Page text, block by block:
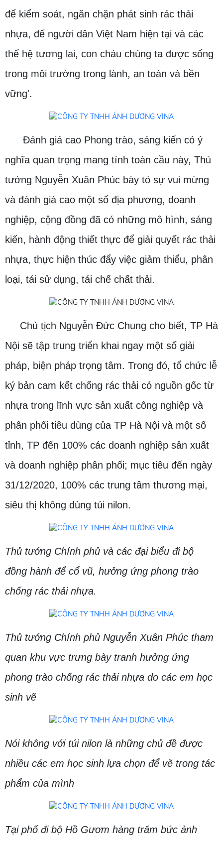
để kiểm soát, ngăn chặn phát sinh rác thải
nhựa, để người dân Việt Nam hiện tại và các
thế hệ tương lai, con cháu chúng ta được sống
trong môi trường trong lành, an toàn và bền
vững'.
Đánh giá cao Phong trào, sáng kiến có ý
nghĩa quan trọng mang tính toàn cầu này, Thủ
tướng Nguyễn Xuân Phúc bày tỏ sự vui mừng
và đánh giá cao một số địa phương, doanh
nghiệp, cộng đồng đã có những mô hình, sáng
kiến, hành động thiết thực để giải quyết rác thải
nhựa, thực hiện thúc đẩy việc giảm thiểu, phân
loại, tái sử dụng, tái chế chất thải.
Chủ tịch Nguyễn Đức Chung cho biết, TP Hà
Nội sẽ tập trung triển khai ngay một số giải
pháp, biện pháp trọng tâm. Trong đó, tổ chức lễ
ký bản cam kết chống rác thải có nguồn gốc từ
nhựa trong lĩnh vực sản xuất công nghiệp và
phân phối tiêu dùng của TP Hà Nội và một số
tỉnh, TP đến 100% các doanh nghiệp sản xuất
và doanh nghiệp phân phối; mục tiêu đến ngày
31/12/2020, 100% các trung tâm thương mại,
siêu thị không dùng túi nilon.
Thủ tướng Chính phủ và các đại biểu đi bộ
đồng hành để cổ vũ, hưởng ứng phong trào
chống rác thải nhựa.
Thủ tướng Chính phủ Nguyễn Xuân Phúc tham
quan khu vực trưng bày tranh hưởng ứng
phong trào chống rác thải nhựa do các em học
sinh vẽ
Nói không với túi nilon là những chủ đề được
nhiều các em học sinh lựa chọn để vẽ trong tác
phẩm của mình
Tại phố đi bộ Hồ Gươm hàng trăm bức ảnh